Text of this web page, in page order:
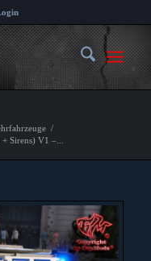
/
Sirens) V1 –...